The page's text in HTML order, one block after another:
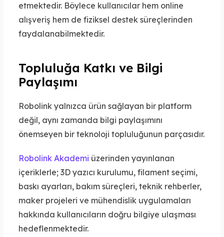
etmektedir. Böylece kullanıcılar hem online
alışveriş hem de fiziksel destek süreçlerinden
faydalanabilmektedir.
Topluluğa Katkı ve Bilgi
Paylaşımı
Robolink yalnızca ürün sağlayan bir platform
değil, aynı zamanda bilgi paylaşımını
önemseyen bir teknoloji topluluğunun parçasıdır.
Robolink Akademi üzerinden yayınlanan
içeriklerle; 3D yazıcı kurulumu, filament seçimi,
baskı ayarları, bakım süreçleri, teknik rehberler,
maker projeleri ve mühendislik uygulamaları
hakkında kullanıcıların doğru bilgiye ulaşması
hedeflenmektedir.